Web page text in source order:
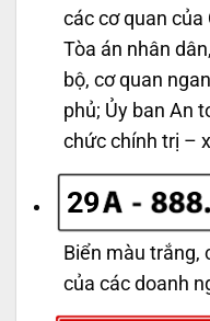
các cơ quan của
Tòa án nhân
bộ, cơ quan
phủ; Ủy ban An
chức chính trị –
29
Biển màu trắng,
của các doanh